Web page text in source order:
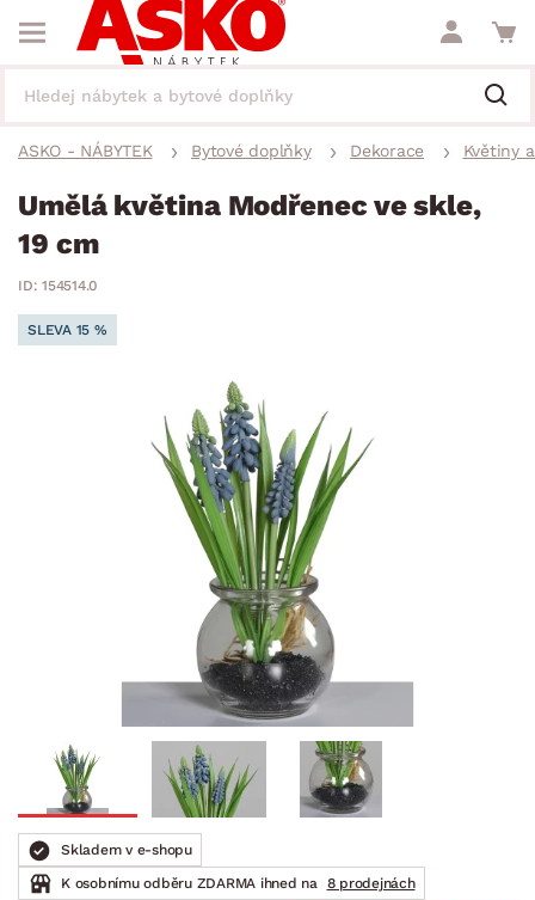
ASKO - NÁBYTEK Bytové doplňky Dekorace Květiny
Umělá květina Modřenec ve skle,
19 cm
ID: 154514.0
SLEVA 15 %
Skladem v e-shopu
K osobnímu odběru ZDARMA ihned na
8 prodejnách